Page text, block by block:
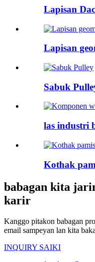
Lapisan
Lapisan
Sabuk
las industri
Kothak
babagan kita
karir
Kanggo pitakon babagan
email sampeyan lan kita
INQUIRY SAIKI